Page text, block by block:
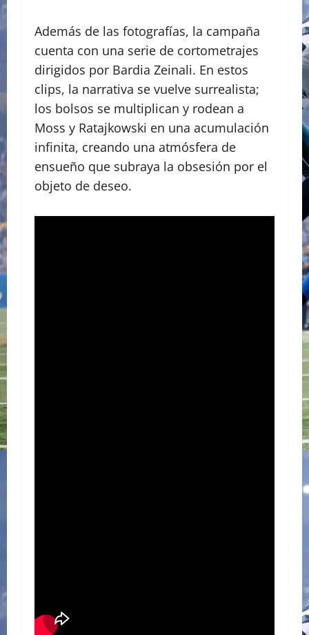
Además de las fotografías, la campaña
cuenta con una serie de cortometrajes
dirigidos por Bardia Zeinali. En estos
clips, la narrativa se vuelve surrealista;
los bolsos se multiplican y rodean a
Moss y Ratajkowski en una acumulación
infinita, creando una atmósfera de
ensueño que subraya la obsesión por el
objeto de deseo.